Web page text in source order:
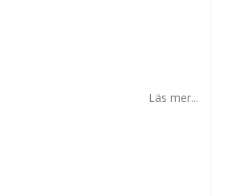
Läs mer...